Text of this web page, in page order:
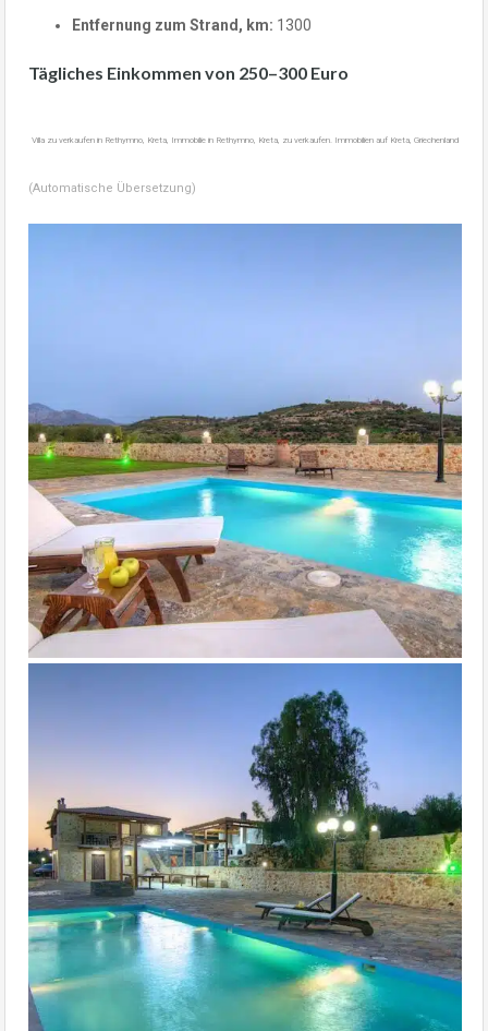
Entfernung zum Strand, km: 1300
Tägliches Einkommen von 250–300 Euro
Villa zu verkaufen in Rethymno, Kreta, Immobilie in Rethymno, Kreta, zu verkaufen. Immobilien auf Kreta, Griechenland
(Automatische Übersetzung)